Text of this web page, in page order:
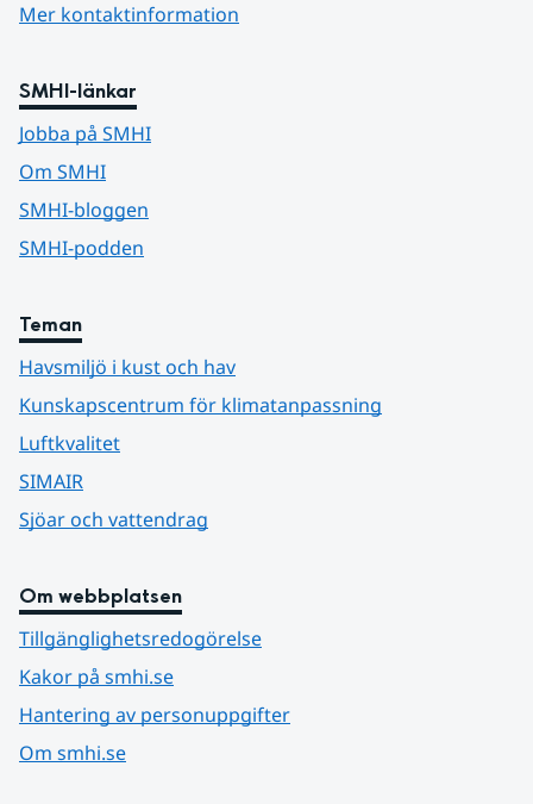
Mer kontaktinformation
SMHI-länkar
Jobba på SMHI
Om SMHI
SMHI-bloggen
SMHI-podden
Teman
Havsmiljö i kust och hav
Kunskapscentrum för klimatanpassning
Luftkvalitet
SIMAIR
Sjöar och vattendrag
Om webbplatsen
Tillgänglighetsredogörelse
Kakor på smhi.se
Hantering av personuppgifter
Om smhi.se